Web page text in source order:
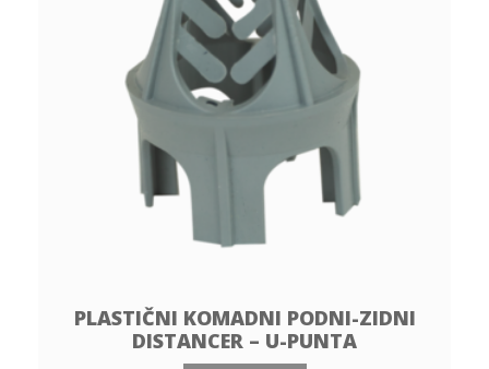
PLASTIČNI KOMADNI PODNI-ZIDNI
DISTANCER – U-PUNTA